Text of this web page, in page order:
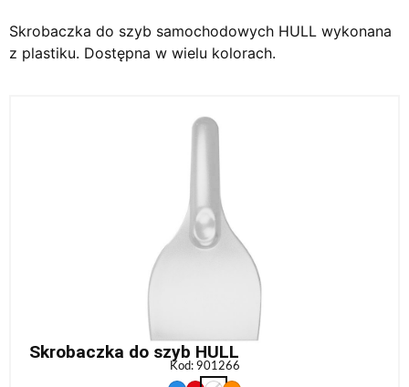
Skrobaczka do szyb samochodowych HULL wykonana
z plastiku. Dostępna w wielu kolorach.
Skrobaczka do szyb HULL
Kod: 901266